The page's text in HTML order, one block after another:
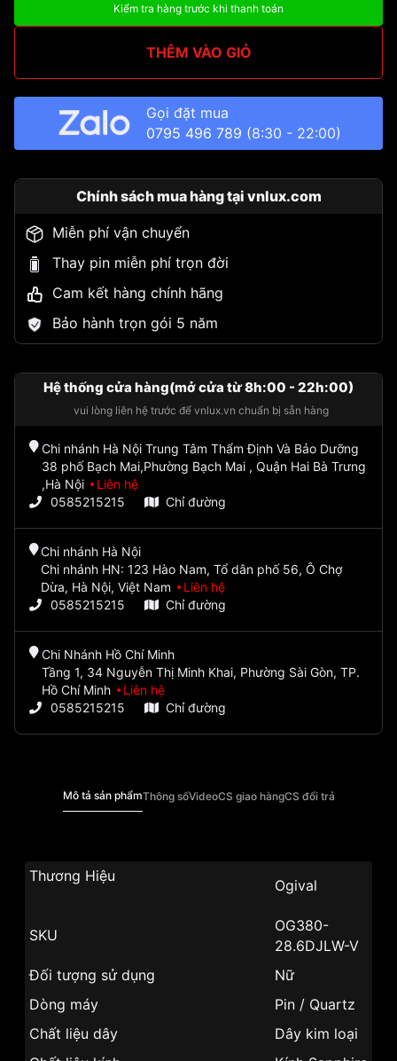
Kiểm tra hàng trước khi thanh toán
THÊM VÀO GIỎ
Gọi đặt mua
0795 496 789 (8:30 - 22:00)
Chính sách mua hàng tại vnlux.com
Miễn phí vận chuyển
Thay pin miễn phí trọn đời
Cam kết hàng chính hãng
Bảo hành trọn gói 5 năm
Hệ thống cửa hàng(mở cửa từ 8h:00 - 22h:00)
vui lòng liên hệ trước để vnlux.vn chuẩn bị sẵn hàng
Chi nhánh Hà Nội Trung Tâm Thẩm Định Và Bảo Dưỡng
38 phố Bạch Mai,Phường Bạch Mai , Quận Hai Bà Trưng
,Hà Nội
Liên hệ
0585215215
Chỉ đường
Chi nhánh Hà Nội
Chi nhánh HN: 123 Hào Nam, Tổ dân phố 56, Ô Chợ
Dừa, Hà Nội, Việt Nam
Liên hệ
0585215215
Chỉ đường
Chi Nhánh Hồ Chí Minh
Tầng 1, 34 Nguyễn Thị Minh Khai, Phường Sài Gòn, TP.
Hồ Chí Minh
Liên hệ
0585215215
Chỉ đường
Mô tả sản phẩmThông sốVideoCS giao hàngCS đổi trả
Thương Hiệu
Ogival
SKU
OG380-
28.6DJLW-V
Đối tượng sử dụng
Nữ
Dòng máy
Pin / Quartz
Chất liệu dây
Dây kim loại